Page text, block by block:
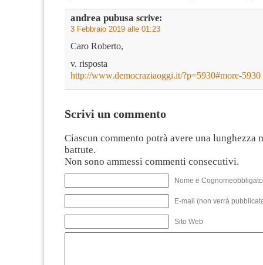
andrea pubusa scrive:
3 Febbraio 2019 alle 01:23
Caro Roberto,
v. risposta
http://www.democraziaoggi.it/?p=5930#more-5930
Scrivi un commento
Ciascun commento potrà avere una lunghezza
battute.
Non sono ammessi commenti consecutivi.
Nome e
E-mail (non verrà
Sito Web